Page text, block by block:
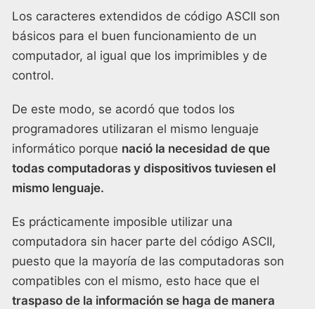
Los caracteres extendidos de código ASCII son
básicos para el buen funcionamiento de un
computador, al igual que los imprimibles y de
control.
De este modo, se acordó que todos los
programadores utilizaran el mismo lenguaje
informático porque nació la necesidad de que
todas computadoras y dispositivos tuviesen el
mismo lenguaje.
Es prácticamente imposible utilizar una
computadora sin hacer parte del código ASCII,
puesto que la mayoría de las computadoras son
compatibles con el mismo, esto hace que el
traspaso de la información se haga de manera